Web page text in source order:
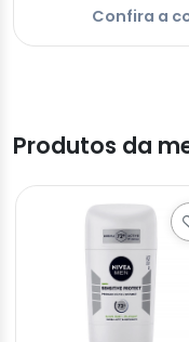
Confira a
Produtos da